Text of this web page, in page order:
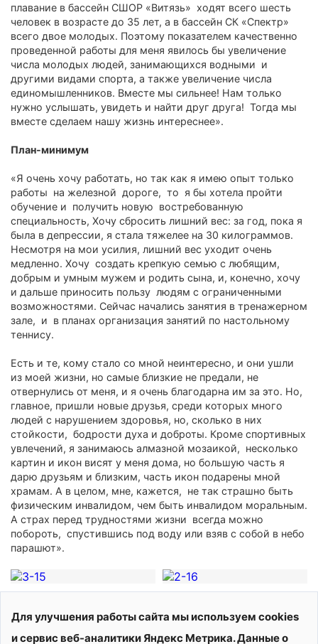
плавание в бассейн СШОР «Витязь» ходят всего шесть
человек в возрасте до 35 лет, а в бассейн СК «Спектр»
всего двое молодых. Поэтому показателем качественно
проведенной работы для меня явилось бы увеличение
числа молодых людей, занимающихся водными и
другими видами спорта, а также увеличение числа
единомышленников. Вместе мы сильнее! Нам только
нужно услышать, увидеть и найти друг друга! Тогда мы
вместе сделаем нашу жизнь интереснее».
План-минимум
«Я очень хочу работать, но так как я имею опыт только
работы на железной дороге, то я бы хотела пройти
обучение и получить новую востребованную
специальность, Хочу сбросить лишний вес: за год, пока я
была в депрессии, я стала тяжелее на 30 килограммов.
Несмотря на мои усилия, лишний вес уходит очень
медленно. Хочу создать крепкую семью с любящим,
добрым и умным мужем и родить сына, и, конечно, хочу
и дальше приносить пользу людям с ограниченными
возможностями. Сейчас начались занятия в тренажерном
зале, и в планах организация занятий по настольному
теннису.
Есть и те, кому стало со мной неинтересно, и они ушли
из моей жизни, но самые близкие не предали, не
отвернулись от меня, и я очень благодарна им за это. Но,
главное, пришли новые друзья, среди которых много
людей с нарушением здоровья, но, сколько в них
стойкости, бодрости духа и доброты. Кроме спортивных
увлечений, я занимаюсь алмазной мозаикой, несколько
картин и икон висят у меня дома, но большую часть я
дарю друзьям и близким, часть икон подарены мной
храмам. А в целом, мне, кажется, не так страшно быть
физическим инвалидом, чем быть инвалидом моральным.
А страх перед трудностями жизни всегда можно
побороть, спустившись под воду или взяв с собой в небо
парашют».
СШОР «Витязь», фото:из личного архива Ольги
Для улучшения работы сайта мы используем cookies
и сервис веб-аналитики Яндекс Метрика. Данные о